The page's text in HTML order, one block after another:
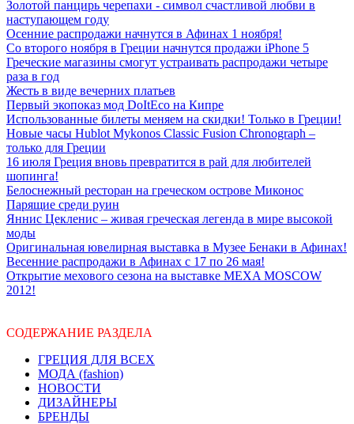
Золотой панцирь черепахи - символ счастливой любви в
наступающем году
Осенние распродажи начнутся в Афинах 1 ноября!
Со второго ноября в Греции начнутся продажи iPhone 5
Греческие магазины смогут устраивать распродажи четыре
раза в год
Жесть в виде вечерних платьев
Первый экопоказ мод DoItEco на Кипре
Использованные билеты меняем на скидки! Только в Греции!
Новые часы Hublot Mykonos Classic Fusion Chronograph –
только для Греции
16 июля Греция вновь превратится в рай для любителей
шопинга!
Белоснежный ресторан на греческом острове Миконос
Парящие среди руин
Яннис Цекленис – живая греческая легенда в мире высокой
моды
Оригинальная ювелирная выставка в Музее Бенаки в Афинах!
Весенние распродажи в Афинах с 17 по 26 мая!
Открытие мехового сезона на выставке MEXA MOSCOW
2012!
СОДЕРЖАНИЕ РАЗДЕЛА
ГРЕЦИЯ ДЛЯ ВСЕХ
МОДА (fashion)
НОВОСТИ
ДИЗАЙНЕРЫ
БРЕНДЫ